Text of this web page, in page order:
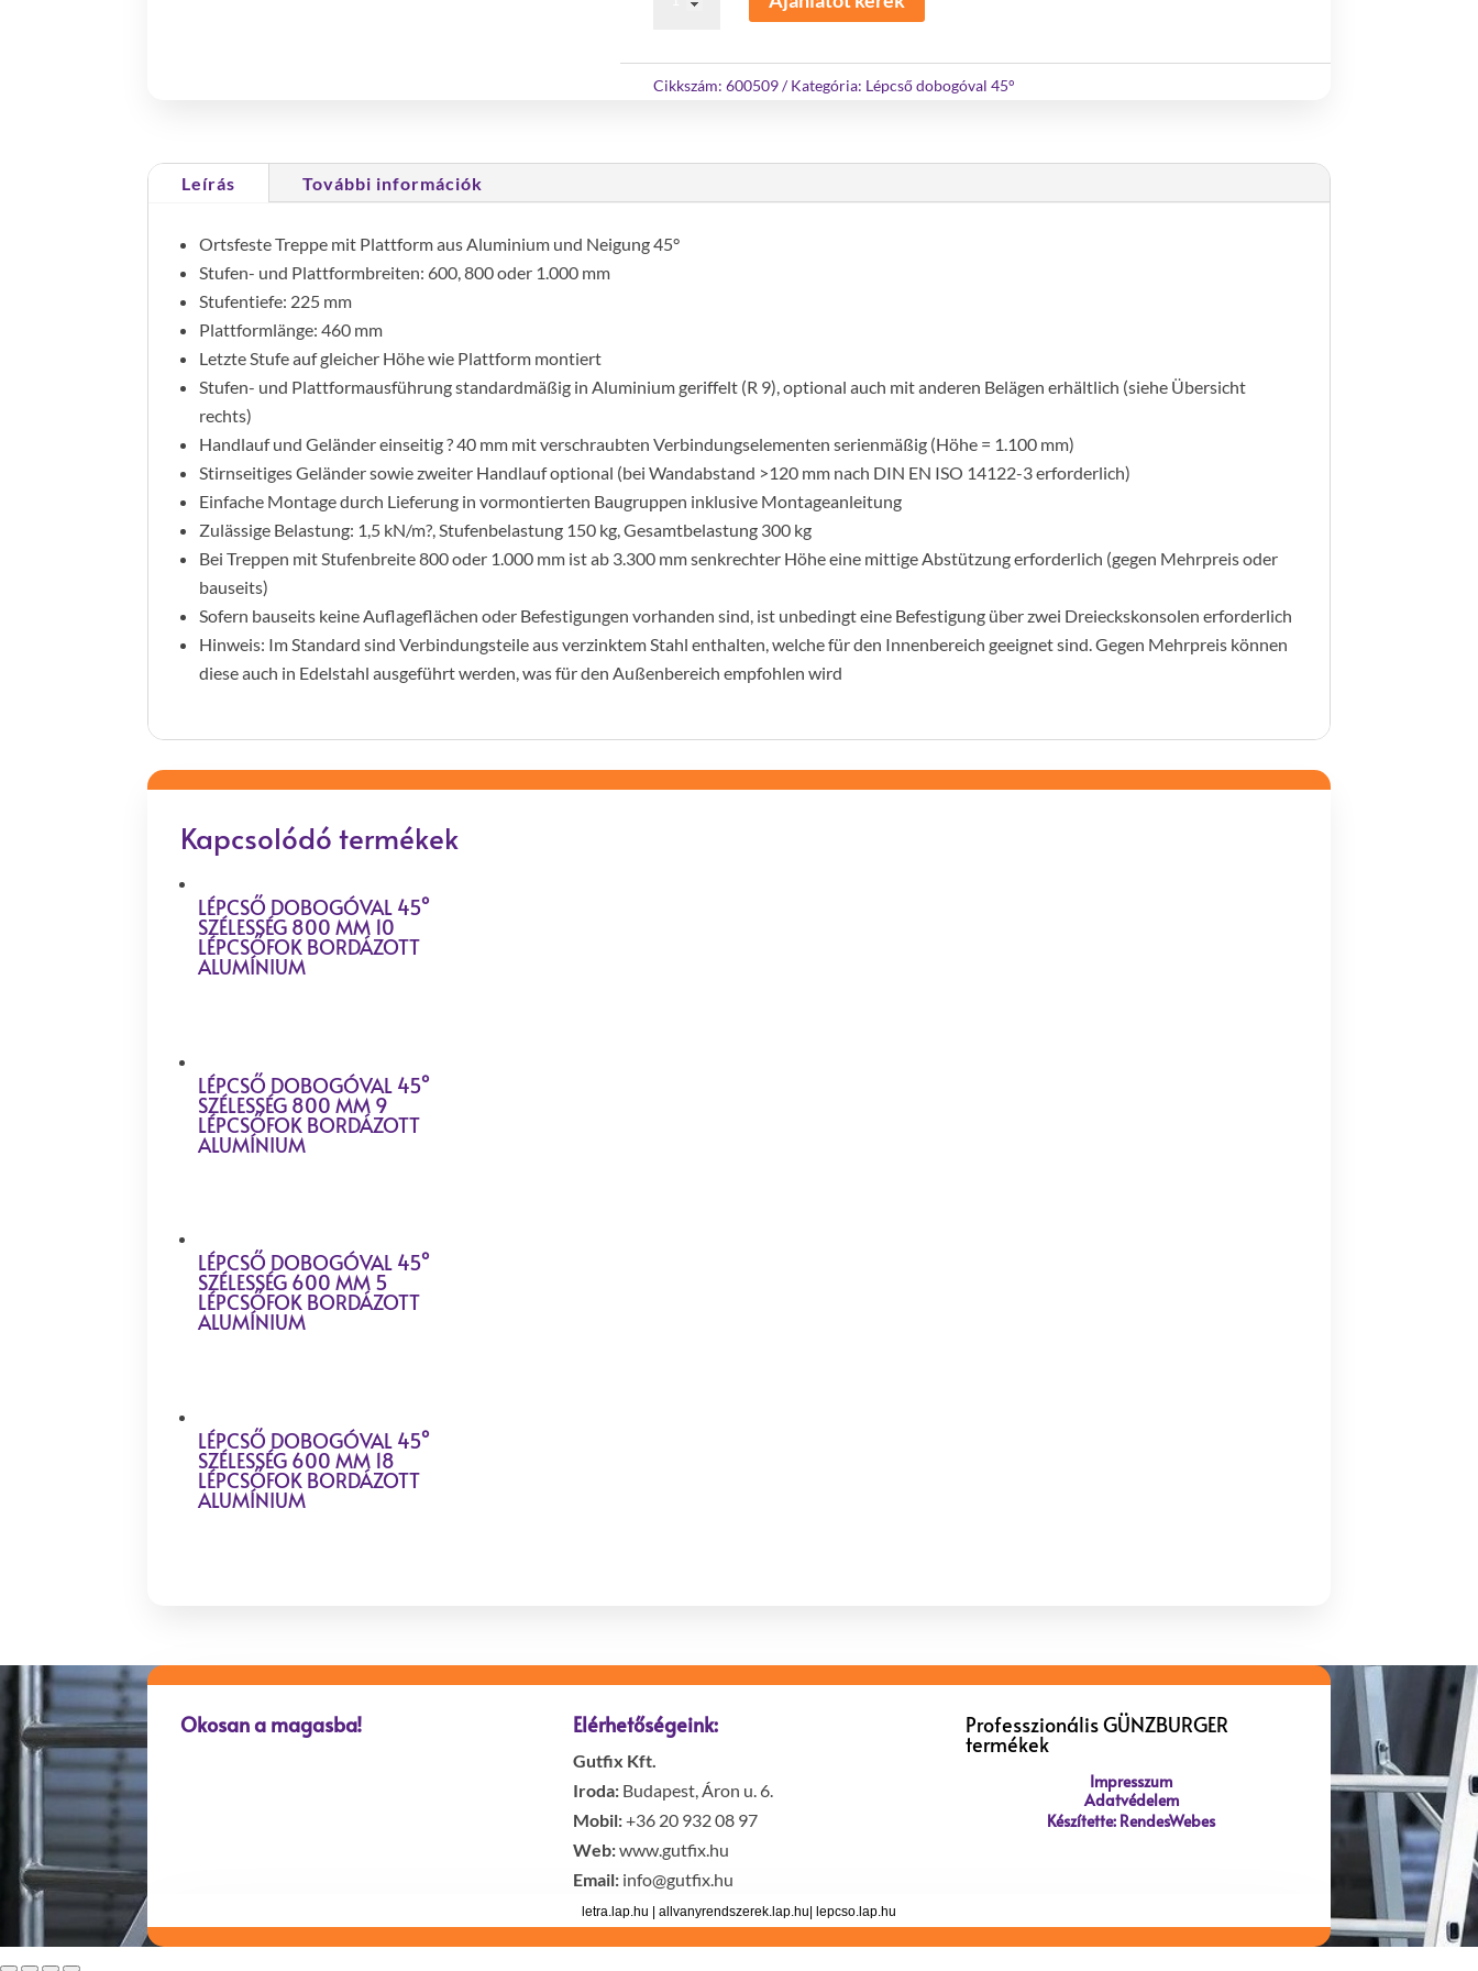
kapaszkodó
9
Cikkszám:600509 Kategória: Lépcső dobogóval 45°
Leírás További információk
Ortsfeste Treppe mit Plattform aus Aluminium und Neigung 45°
Stufen- und Plattformbreiten: 600, 800 oder 1.000 mm
Stufentiefe: 225 mm
Plattformlänge: 460 mm
Letzte Stufe auf gleicher Höhe wie Plattform montiert
Stufen- und Plattformausführung standardmäßig in Aluminium geriffelt (R 9), optional auch mit anderen Belägen erhältlich (siehe Übersicht
rechts)
Handlauf und Geländer einseitig ? 40 mm mit verschraubten Verbindungselementen serienmäßig (Höhe = 1.100 mm)
Stirnseitiges Geländer sowie zweiter Handlauf optional (bei Wandabstand >120 mm nach DIN EN ISO 14122-3 erforderlich)
Einfache Montage durch Lieferung in vormontierten Baugruppen inklusive Montageanleitung
Zulässige Belastung: 1,5 kN/m?, Stufenbelastung 150 kg, Gesamtbelastung 300 kg
Bei Treppen mit Stufenbreite 800 oder 1.000 mm ist ab 3.300 mm senkrechter Höhe eine mittige Abstützung erforderlich (gegen Mehrpreis oder
bauseits)
Sofern bauseits keine Auflageflächen oder Befestigungen vorhanden sind, ist unbedingt eine Befestigung über zwei Dreieckskonsolen erforderlich
Hinweis: Im Standard sind Verbindungsteile aus verzinktem Stahl enthalten, welche für den Innenbereich geeignet sind. Gegen Mehrpreis können
diese auch in Edelstahl ausgeführt werden, was für den Außenbereich empfohlen wird
Kapcsolódó termékek
LÉPCSŐ DOBOGÓVAL 45°
SZÉLESSÉG 800 MM 10
LÉPCSŐFOK BORDÁZOTT
ALUMÍNIUM
LÉPCSŐ DOBOGÓVAL 45°
SZÉLESSÉG 800 MM 9
LÉPCSŐFOK BORDÁZOTT
ALUMÍNIUM
LÉPCSŐ DOBOGÓVAL 45°
SZÉLESSÉG 600 MM 5
LÉPCSŐFOK BORDÁZOTT
ALUMÍNIUM
LÉPCSŐ DOBOGÓVAL 45°
SZÉLESSÉG 600 MM 18
LÉPCSŐFOK BORDÁZOTT
ALUMÍNIUM
Okosan a magasba! Elérhetőségeink:
Gutfix Kft.
Iroda: Budapest, Áron u. 6.
Mobil:+36 20 932 08 97
Web:www.gutfix.hu
Email: info@gutfix.hu
Professzionális GÜNZBURGER
termékek
Impresszum
Adatvédelem
Készítette: RendesWebes
letra.lap.hu | allvanyrendszerek.lap.hu| lepcso.lap.hu